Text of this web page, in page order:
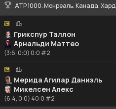
ATP 1000. Монреаль. Канада. Хард
Грикспур Таллон
Арнальди Маттео
(3:6, 0:0) 0:0 #2
Мерида Агилар Даниэль
Микелсен Алекс
(6:4, 0:0) 40:0 #2